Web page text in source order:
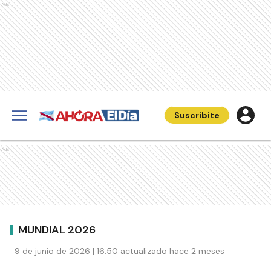
Ads
Suscribite
Ads
MUNDIAL 2026
9 de junio de 2026 | 16:50 actualizado hace 2 meses